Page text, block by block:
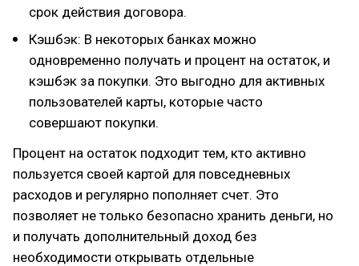
срок действия договора.
Кэшбэк: В некоторых банках можно
одновременно получать и процент на остаток, и
кэшбэк за покупки. Это выгодно для активных
пользователей карты, которые часто
совершают покупки.
Процент на остаток подходит тем, кто активно
пользуется своей картой для повседневных
расходов и регулярно пополняет счет. Это
позволяет не только безопасно хранить деньги, но
и получать дополнительный доход без
необходимости открывать отдельные